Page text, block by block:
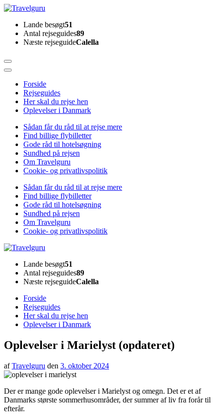
Skip
content
(Press
Enter)
TravelguruLande besøgt51
Antal rejseguides89
Næste rejseguideCalella
Forside
Rejseguides
Her skal du rejse hen
Oplevelser i Danmark
Sådan får du råd til at rejse mere
Find billige flybilletter
Gode råd til hotelsøgning
Sundhed på rejsen
Om Travelguru
Cookie- og privatlivspolitik
Sådan får du råd til at rejse mere
Find billige flybilletter
Gode råd til hotelsøgning
Sundhed på rejsen
Om Travelguru
Cookie- og privatlivspolitik
TravelguruLande besøgt51
Antal rejseguides89
Næste rejseguideCalella
Forside
Rejseguides
Her skal du rejse hen
Oplevelser i Danmark
Oplevelser i Marielyst (opdateret)
afTravelguru den 3. oktober 2024
Der er mange gode oplevelser i Marielyst og omegn. Det er et af
Danmarks største sommerhusområder, der summer af liv fra forår til
efterår.